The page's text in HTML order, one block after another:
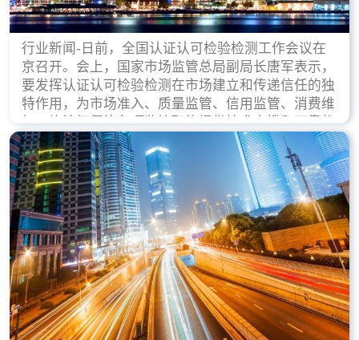
行业新闻-日前，全国认证认可检验检测工作会议在
京召开。会上，国家市场监管总局副局长唐军表示，
要发挥认证认可检验检测在市场建立和传递信任的独
特作用，为市场准入、质量监管、信用监管、消费维
权、执法打假等各项监管职能提供技术支撑和可靠依
据。